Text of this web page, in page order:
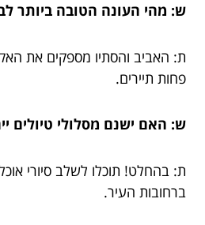
ש: מהי העונה הטובה ביותר
ת: האביב והסתיו מספקים את
פחות תיירים.
ש: האם ישנם מסלולי טיולים
ת: בהחלט! תוכלו לשלב סיורי
ברחובות העיר.